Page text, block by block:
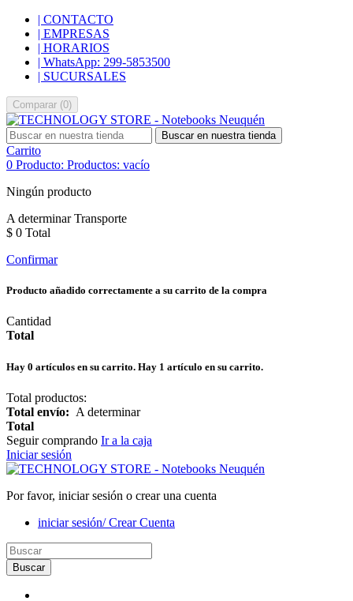
| CONTACTO
| EMPRESAS
| HORARIOS
| WhatsApp: 299-5853500
| SUCURSALES
Comparar (0)
Buscar en nuestra tienda
Carrito
0 Producto: Productos: vacío
Ningún producto
A determinarTransporte
$ 0 Total
Confirmar
Producto añadido correctamente a su carrito de la compra
Cantidad
Total
Hay 0 artículos en su carrito. Hay 1 artículo en su carrito.
Total productos:
Total envío: A determinar
Total
Seguir comprando Ir a la caja
Iniciar sesión
Por favor, iniciar sesión o crear una cuenta
iniciar sesión/ Crear Cuenta
Buscar